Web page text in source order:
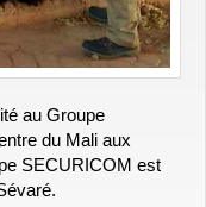
au Groupe
du Mali aux
SECURICOM est